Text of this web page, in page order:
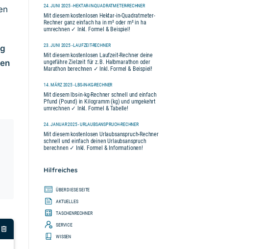
24. JUNI 2025 - HEKTAR-IN-QUADRATMETER-RECHNER
Mit diesem kostenlosen Hektar-in-Quadratmeter-
Rechner ganz einfach ha in m² oder m² in ha
umrechnen ✓ Inkl. Formel & Beispiel!
23. JUNI 2025 - LAUFZEIT-RECHNER
Mit diesem kostenlosen Laufzeit-Rechner deine
ungefähre Zielzeit für z. B. Halbmarathon oder
Marathon berechnen ✓ Inkl. Formel & Beispiel!
14. MÄRZ 2025 - LBS-IN-KG-RECHNER
Mit diesem lbs-in-kg-Rechner schnell und einfach
Pfund (Pound) in Kilogramm (kg) und umgekehrt
umrechnen ✓ Inkl. Formel & Tabelle!
24. JANUAR 2025 - URLAUBSANSPRUCH-RECHNER
Mit diesem kostenlosen Urlaubsanspruch-Rechner
schnell und einfach deinen Urlaubsanspruch
berechnen ✓ Inkl. Formel & Informationen!
Hilfreiches
ÜBER DIESE SEITE
AKTUELLES
TASCHENRECHNER
SERVICE
WISSEN